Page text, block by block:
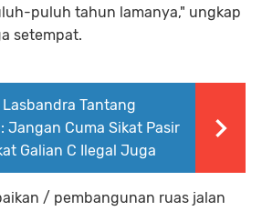
puluh tahun lamanya," ungkap
setempat.
Lasbandra Tantang
Jangan Cuma Sikat Pasir
Galian C Ilegal Juga
/ pembangunan ruas jalan